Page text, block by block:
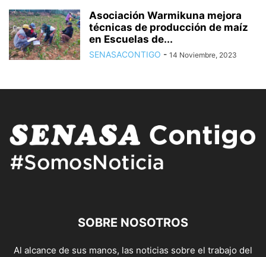
Asociación Warmikuna mejora
técnicas de producción de maíz
en Escuelas de...
SENASACONTIGO - 14 Noviembre, 2023
SOBRE NOSOTROS
Al alcance de sus manos, las noticias sobre el trabajo del